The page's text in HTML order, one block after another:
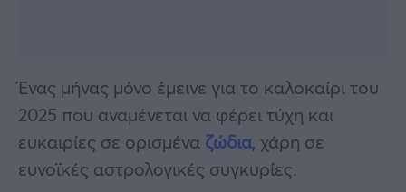
Ένας μήνας μόνο έμεινε για το καλοκαίρι του
2025 που αναμένεται να φέρει τύχη και
ευκαιρίες σε ορισμένα ζώδια, χάρη σε
ευνοϊκές αστρολογικές συγκυρίες.